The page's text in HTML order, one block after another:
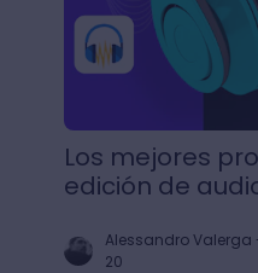
Los mejores
edición de
Alessandro Valerga
20